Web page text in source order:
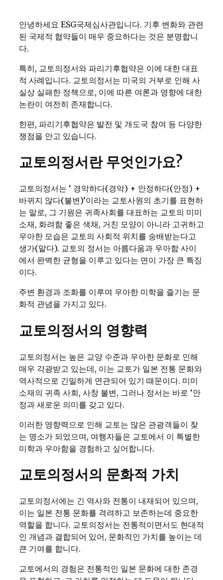
안녕하세요 ESG국제심사관입니다. 기후 변화와 관련
된 국제적 협약들이 매우 중요하다는 것은 분명합니
다.
특히, 교토의정서와 파리기후협약은 이에 대한 대표
적 사례입니다. 교토의정서는 미국의 거부로 인해 사
실상 실패한 정책으로, 이에 따른 여론과 영향에 대한
논란이 여전히 존재합니다.
한편, 파리기후협약은 발전 및 개도국 참여 등 다양한
쟁점을 안고 있습니다.
교토의정서란 무엇인가요?
교토의정서는 ‘ 경악하다(경악) + 안정하다(안정) +
바뀌지 않다(불변)’이라는 교토사원의 초기를 표현하
는 말로, 그 기원은 귀족사회를 대표하는 교토의 미미
소재, 화려함 좋은 색채, 거친 모양이 아니라 고귀하고
우아한 모습은 교토의 사회적 위치를 숭배받는다고
생가(맡다). 교토의 정서는 아름다움과 우아함 사이
에서 완벽한 균형을 이루고 있다는 면이 가장 큰 특징
이다.
주변 환경과 조화를 이루며 우아한 미학을 즐기는 문
화적 관념을 가지고 있다.
교토의정서의 영향력
교토의정서는 높은 교양 수준과 우아한 문화로 인해
매우 각광받고 있는데, 이는 교토가 일본 전통 문화와
역사적으로 긴밀하게 연관되어 있기 때문이다. 미미
소재의 귀족 사회, 사창 불변, 그러나 정서는 바로 ‘안
정과 새로운 의미를 갖고 있다.
이러한 영향력으로 인해 교토는 많은 관광객들이 찾
는 명소가 되었으며, 여행자들은 교토에서 이 특별한
미학과 우아함을 경험하고 싶어합니다.
교토의정서의 문화적 가치
교토의정서에는 긴 역사와 전통이 내재되어 있으며,
이는 일본 전통 문화를 격려하고 보존하는데 중요한
역할을 합니다. 교토의정서는 전통적이면서도 현대적
인 개념과 결합되어 있어, 문화적인 가치를 높이는 데
큰 기여를 합니다.
교토에서의 경험은 전통적인 일본 문화에 대한 존경